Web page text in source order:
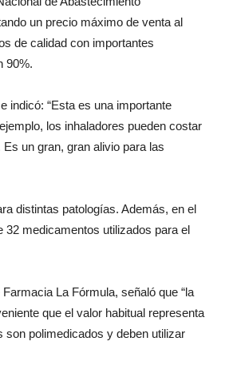
un precio máximo de venta al
de calidad con importantes
90%.
indicó: “Esta es una importante
los inhaladores pueden costar
un gran, gran alivio para las
distintas patologías. Además, en el
32 medicamentos utilizados para el
La Fórmula, señaló que “la
que el valor habitual representa
son polimedicados y deben utilizar